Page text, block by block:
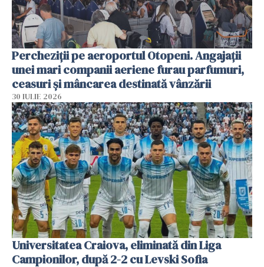
Percheziții pe aeroportul Otopeni. Angajații
unei mari companii aeriene furau parfumuri,
ceasuri și mâncarea destinată vânzării
30 IULIE 2026
Universitatea Craiova, eliminată din Liga
Campionilor, după 2-2 cu Levski Sofia